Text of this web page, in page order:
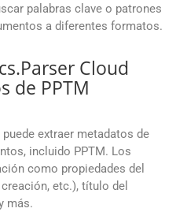
palabras clave o patrones
a diferentes formatos.
Cloud
de PPTM
extraer metadatos de
incluido PPTM. Los
como propiedades del
etc.), título del
más.